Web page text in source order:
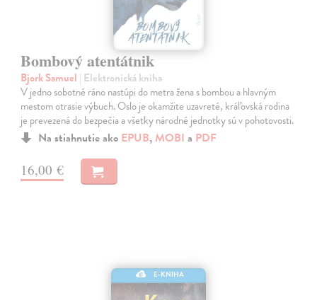
Bombový atentátnik
Bjork Samuel | Elektronická kniha
V jedno sobotné ráno nastúpi do metra žena s bombou a hlavným
mestom otrasie výbuch. Oslo je okamžite uzavreté, kráľovská rodina
je prevezená do bezpečia a všetky národné jednotky sú v pohotovosti.
Na stiahnutie ako EPUB, MOBI a PDF
16,00 €
E-KNIHA